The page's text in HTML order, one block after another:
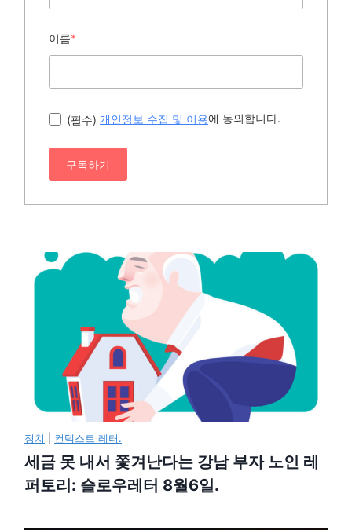
이름*
(필수) 개인정보 수집 및 이용에 동의합니다.
구독하기
정치 컨텍스트 레터.
세금 못 내서 쫓겨난다는 강남 부자 노인 레
퍼토리: 슬로우레터 8월6일.